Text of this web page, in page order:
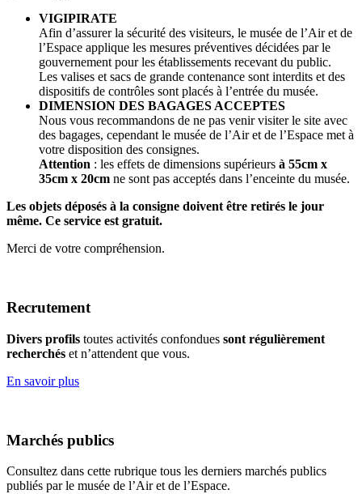
VIGIPIRATE
Afin d’assurer la sécurité des visiteurs, le musée de l’Air et de
l’Espace applique les mesures préventives décidées par le
gouvernement pour les établissements recevant du public.
Les valises et sacs de grande contenance sont interdits et des
dispositifs de contrôles sont placés à l’entrée du musée.
DIMENSION DES BAGAGES ACCEPTES
Nous vous recommandons de ne pas venir visiter le site avec
des bagages, cependant le musée de l’Air et de l’Espace met à
votre disposition des consignes.
Attention : les effets de dimensions supérieurs à 55cm x
35cm x 20cm ne sont pas acceptés dans l’enceinte du musée.
Les objets déposés à la consigne doivent être retirés le jour
même. Ce service est gratuit.
Merci de votre compréhension.
Recrutement
Divers profils toutes activités confondues sont régulièrement
recherchés et n’attendent que vous.
En savoir plus
Marchés publics
Consultez dans cette rubrique tous les derniers marchés publics
publiés par le musée de l’Air et de l’Espace.